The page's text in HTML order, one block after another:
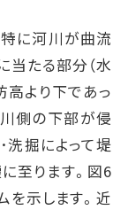
に河川が曲流
当たる部分（水
高より下であっ
側の下部が侵
洗掘によって堤
至ります。図6
を示します。近